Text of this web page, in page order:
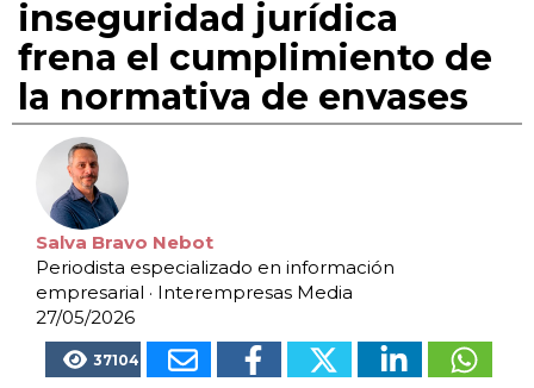
inseguridad jurídica
frena el cumplimiento de
la normativa de envases
Salva Bravo Nebot
Periodista especializado en información
empresarial · Interempresas Media
27/05/2026
37104